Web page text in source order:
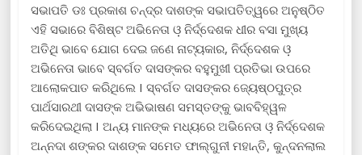
ସଭାପତି ଡଃ ପ୍ରକାଶ ଚନ୍ଦ୍ର ଦାଶଙ୍କ ସଭାପତିତ୍ୱରେ ଅନୁଷ୍ଠିତ
ଏହି ସଭାରେ ବିଶିଷ୍ଟ ଅଭିନେତା ଓ଼ ନିର୍ଦ୍ଦେଶକ ଧୀର ବସା ମୁଖ୍ୟ
ଅତିଥି ଭାବେ ଯୋଗ ଦେଇ ଜଣେ ନାଟ୍ୟକାର, ନିର୍ଦ୍ଦେଶକ ଓ଼
ଅଭିନେତା ଭାବେ ସ୍ବର୍ଗତ ଦାସଙ୍କର ବହୁମୁଖୀ ପ୍ରତିଭା ଉପରେ
ଆଲୋକପାତ କରିଥିଲେ I ସ୍ବର୍ଗତ ଦାସଙ୍କର ଜ୍ୟେଷ୍ଠପୁତ୍ର
ପାର୍ଥସାରଥୀ ଦାସଙ୍କ ଅଭିଭାଷଣ ସମସ୍ତଙ୍କୁ ଭାବବିହ୍ୱଳ
କରିଦେଇଥିଲା I ଅନ୍ୟ ମାନଙ୍କ ମଧ୍ୟରେ ଅଭିନେତା ଓ଼ ନିର୍ଦ୍ଦେଶକ
ଅନ୍ନଦା ଶଙ୍କର ଦାଶଙ୍କ ସମେତ ଫାଲ୍ଗୁନୀ ମହାନ୍ତି, କୁନ୍ଦନଲାଲ